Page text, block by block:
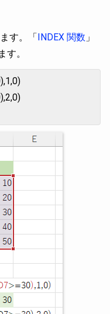
す。「INDEX 関数 」
す。